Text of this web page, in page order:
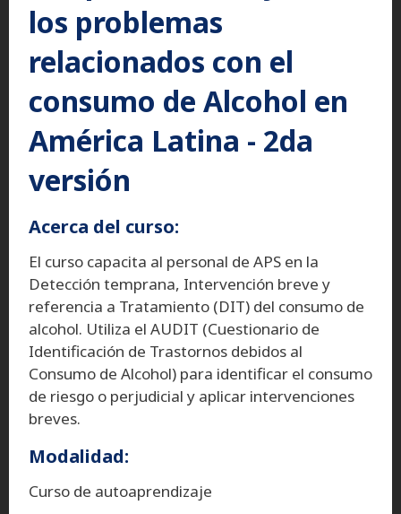
los problemas
relacionados con el
consumo de Alcohol en
América Latina - 2da
versión
Acerca del curso:
El curso capacita al personal de APS en la
Detección temprana, Intervención breve y
referencia a Tratamiento (DIT) del consumo de
alcohol. Utiliza el AUDIT (Cuestionario de
Identificación de Trastornos debidos al
Consumo de Alcohol) para identificar el consumo
de riesgo o perjudicial y aplicar intervenciones
breves.
Modalidad:
Curso de autoaprendizaje